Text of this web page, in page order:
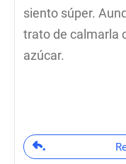
siento súper.
trato de calmarla
azúcar.